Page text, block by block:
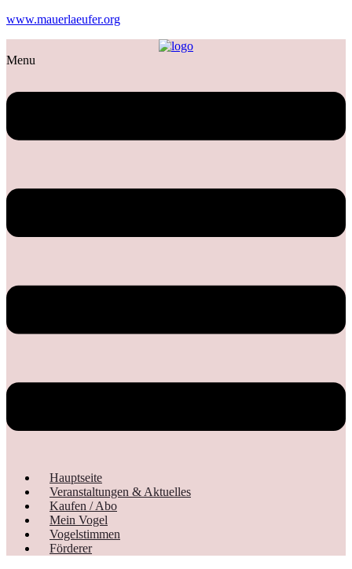
www.mauerlaeufer.org
Menu
Hauptseite
Veranstaltungen & Aktuelles
Kaufen / Abo
Mein Vogel
Vogelstimmen
Förderer